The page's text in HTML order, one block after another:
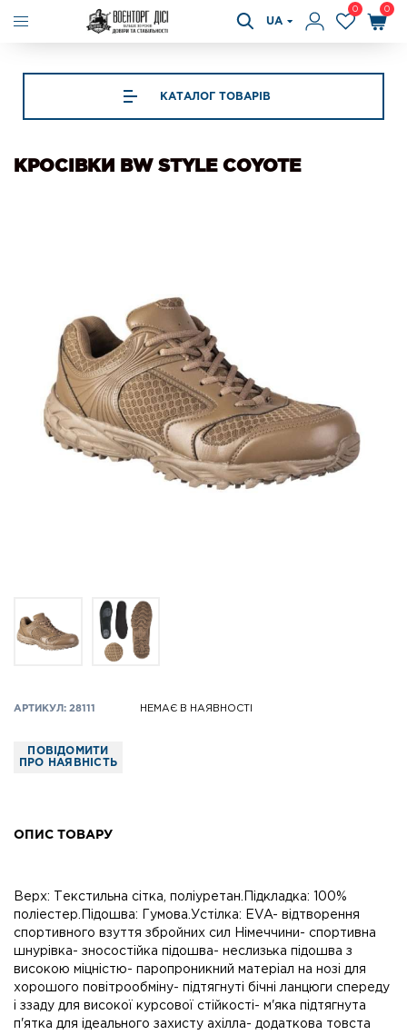
UA
0 0
КАТАЛОГ ТОВАРІВ
КРОСІВКИ BW STYLE COYOTE
АРТИКУЛ: 28111 НЕМАЄ В НАЯВНОСТІ
ПОВІДОМИТИ
ПРО НАЯВНІСТЬ
ОПИС ТОВАРУ
Верх: Текстильна сітка, поліуретан.Підкладка: 100%
поліестер.Підошва: Гумова.Устілка: EVA- відтворення
спортивного взуття збройних сил Німеччини- спортивна
шнурівка- зносостійка підошва- неслизька підошва з
високою міцністю- паропроникний матеріал на нозі для
хорошого повітрообміну- підтягнуті бічні ланцюги спереду
і ззаду для високої курсової стійкості- м'яка підтягнута
п'ятка для ідеального захисту ахілла- додаткова товста